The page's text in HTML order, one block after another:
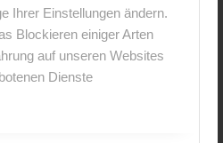
Ihrer Einstellungen ändern.
Blockieren einiger Arten
auf unseren Websites
Dienste
Kommentar